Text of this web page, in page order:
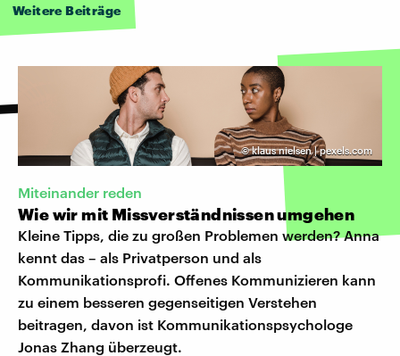
Weitere Beiträge
©klaus nielsen | pexels.com
Miteinander reden
Wie wir mit Missverständnissen umgehen
Kleine Tipps, die zu großen Problemen werden? Anna
kennt das – als Privatperson und als
Kommunikationsprofi. Offenes Kommunizieren kann
zu einem besseren gegenseitigen Verstehen
beitragen, davon ist Kommunikationspsychologe
Jonas Zhang überzeugt.